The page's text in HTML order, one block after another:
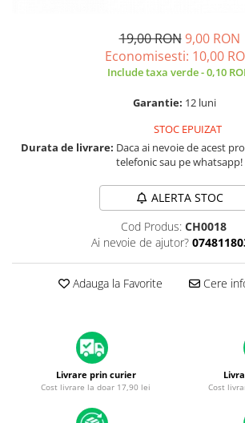
A1466 (13” 2012-2017)
A1932 (13” 2018-2019)
A2179 (13” 2020)
A2337 (M1 13” 2020)
A2941 (M2 15” 2023)
A3240 (M4 13” 2025)
A1278 (Unibody 13” 2009-2012)
A1286 (Unibody 15” 2008-2012)
A1297 (Unibody 17” 2009-2011)
19,00 RON 9,00 RON
Economisesti: 10,00
Include taxa verde - 0,10
Garantie: 12 luni
STOC EPUIZAT
Durata de livrare: Daca ai nevoie de acest
telefonic sau pe whatsapp!
ALERTA STOC
Cod Produs: CH0018
Ai nevoie de ajutor?
Adauga la Favorite Cere
Livrare prin curier
Cost livrare la doar 17,90 lei Cost